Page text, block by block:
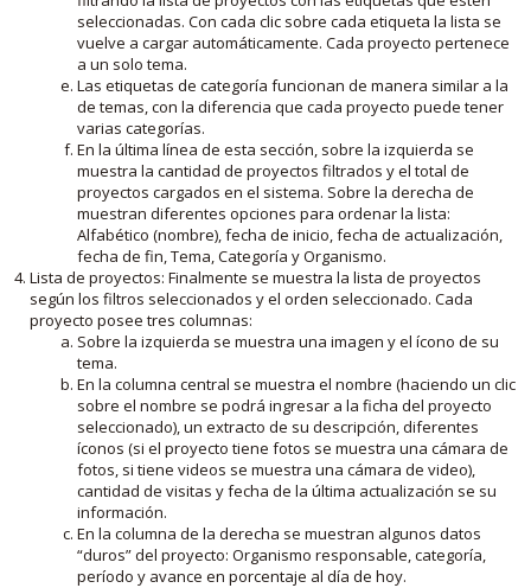
seleccionadas. Con cada clic sobre cada etiqueta la lista se
vuelve a cargar automáticamente. Cada proyecto pertenece
a un solo tema.
Las etiquetas de categoría funcionan de manera similar a la
de temas, con la diferencia que cada proyecto puede tener
varias categorías.
En la última línea de esta sección, sobre la izquierda se
muestra la cantidad de proyectos filtrados y el total de
proyectos cargados en el sistema. Sobre la derecha de
muestran diferentes opciones para ordenar la lista:
Alfabético (nombre), fecha de inicio, fecha de actualización,
fecha de fin, Tema, Categoría y Organismo.
Lista de proyectos: Finalmente se muestra la lista de proyectos
según los filtros seleccionados y el orden seleccionado. Cada
proyecto posee tres columnas:
Sobre la izquierda se muestra una imagen y el ícono de su
tema.
En la columna central se muestra el nombre (haciendo un clic
sobre el nombre se podrá ingresar a la ficha del proyecto
seleccionado), un extracto de su descripción, diferentes
íconos (si el proyecto tiene fotos se muestra una cámara de
fotos, si tiene videos se muestra una cámara de video),
cantidad de visitas y fecha de la última actualización se su
información.
En la columna de la derecha se muestran algunos datos
“duros” del proyecto: Organismo responsable, categoría,
período y avance en porcentaje al día de hoy.